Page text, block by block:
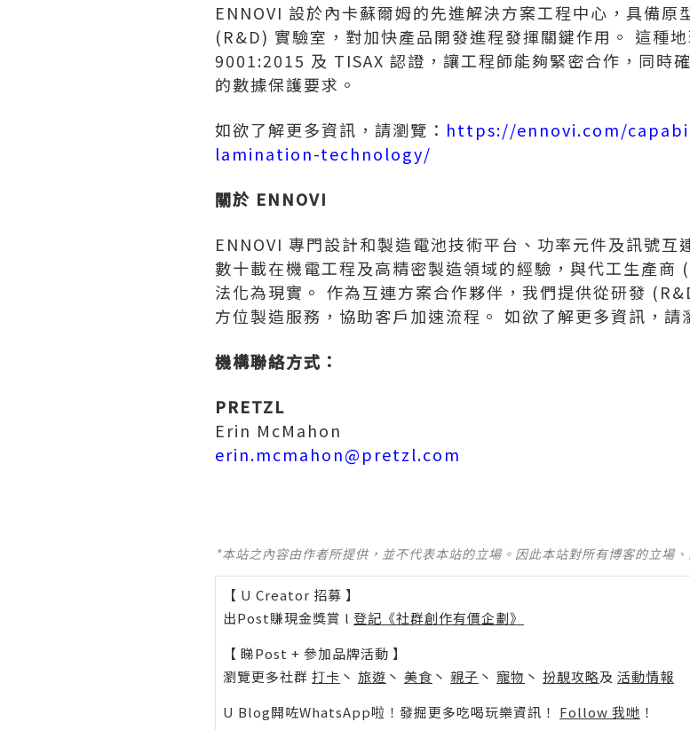
ENNOVI 設於內卡蘇爾姆的先進解決方案工程中心，具備原
(R&D) 實驗室，對加快產品開發進程發揮關鍵作用。 這種
9001:2015 及 TISAX 認證，讓工程師能夠緊密合作，同時
的數據保護要求。
如欲了解更多資訊，請瀏覽： https://ennovi.com/
lamination-technology/
關於 ENNOVI
ENNOVI 專門設計和製造電池技術平台、功率元件及訊號互
數十載在機電工程及高精密製造領域的經驗，與代工生產商
法化為現實。 作為互連方案合作夥伴，我們提供從研發
方位製造服務，協助客戶加速流程。 如欲了解更多資訊，請
機構聯絡方式：
PRETZL
Erin McMahon
erin.mcmahon@pretzl.com
*本站之內容由作者所提供，並不代表本站的立場。因此本站對所有博客的立場
【 U Creator 招募 】
出Post賺現金獎賞 l 登記《社群創作有價企劃》
【 睇Post + 參加品牌活動 】
瀏覽更多社群 打卡 丶 旅遊 丶 美食 丶 親子 丶 寵物 丶 扮靚攻略及 活動情報
U Blog開咗WhatsApp啦！發掘更多吃喝玩樂資訊！ Follow 我哋 ！